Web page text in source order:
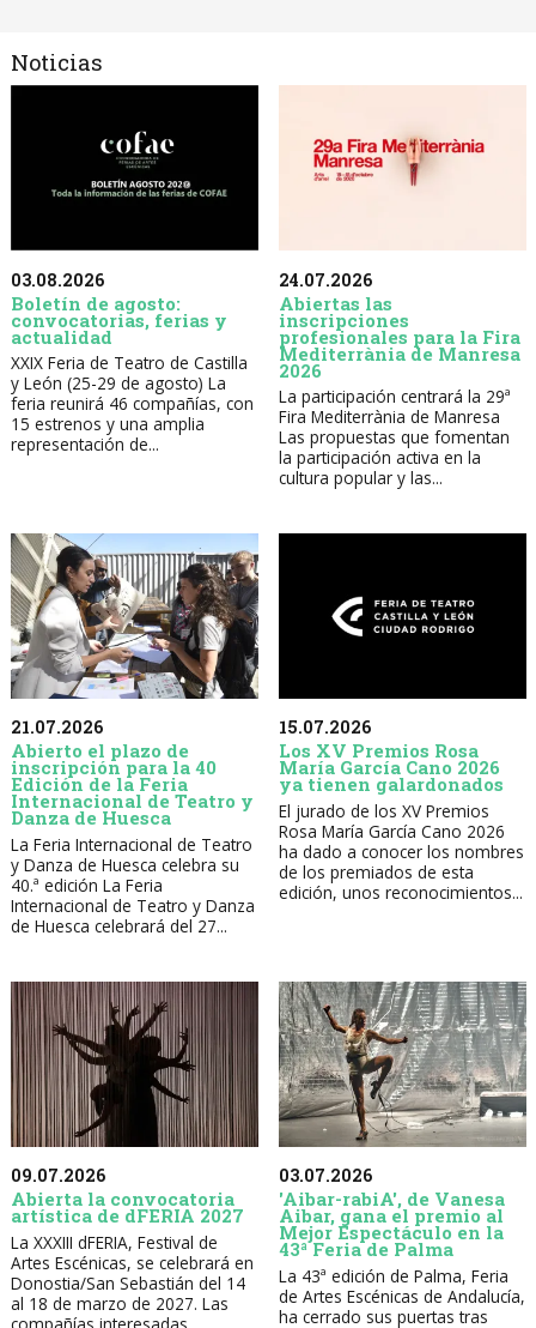
Noticias
03.08.2026
Boletín de agosto:
convocatorias, ferias y
actualidad
XXIX Feria de Teatro de Castilla
y León (25-29 de agosto) La
feria reunirá 46 compañías, con
15 estrenos y una amplia
representación de...
24.07.2026
Abiertas las
inscripciones
profesionales para la Fira
Mediterrània de Manresa
2026
La participación centrará la 29ª
Fira Mediterrània de Manresa
Las propuestas que fomentan
la participación activa en la
cultura popular y las...
21.07.2026
Abierto el plazo de
inscripción para la 40
Edición de la Feria
Internacional de Teatro y
Danza de Huesca
La Feria Internacional de Teatro
y Danza de Huesca celebra su
40.ª edición La Feria
Internacional de Teatro y Danza
de Huesca celebrará del 27...
15.07.2026
Los XV Premios Rosa
María García Cano 2026
ya tienen galardonados
El jurado de los XV Premios
Rosa María García Cano 2026
ha dado a conocer los nombres
de los premiados de esta
edición, unos reconocimientos...
09.07.2026
Abierta la convocatoria
artística de dFERIA 2027
La XXXIII dFERIA, Festival de
Artes Escénicas, se celebrará en
Donostia/San Sebastián del 14
al 18 de marzo de 2027. Las
03.07.2026
'Aibar-rabiA', de Vanesa
Aibar, gana el premio al
Mejor Espectáculo en la
43ª Feria de Palma
La 43ª edición de Palma, Feria
de Artes Escénicas de Andalucía,
ha cerrado sus puertas tras